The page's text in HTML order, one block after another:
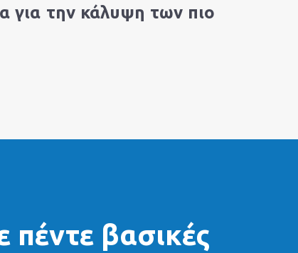
για την κάλυψη των πιο
πέντε βασικές